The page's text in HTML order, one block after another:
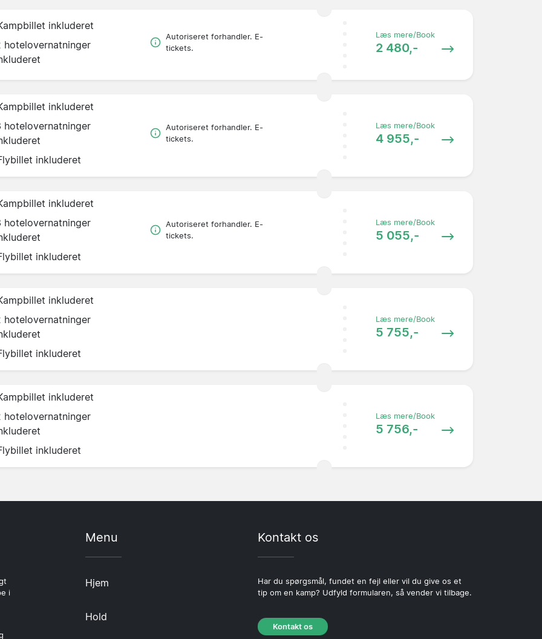
inkluderet
hotelovernatninger
Autoriseret forhandler. E-
tickets.
Læs mere/Book
2 480,-
inkluderet
hotelovernatninger
inkluderet
Autoriseret forhandler. E-
tickets.
Læs mere/Book
4 955,-
inkluderet
hotelovernatninger
inkluderet
Autoriseret forhandler. E-
tickets.
Læs mere/Book
5 055,-
inkluderet
hotelovernatninger
inkluderet
Læs mere/Book
5 755,-
inkluderet
hotelovernatninger
inkluderet
Læs mere/Book
5 756,-
i
Menu
Hjem
Hold
Kontakt os
Har du spørgsmål, fundet en fejl eller vil du give os et
tip om en kamp? Udfyld formularen, så vender vi tilbage.
Kontakt os